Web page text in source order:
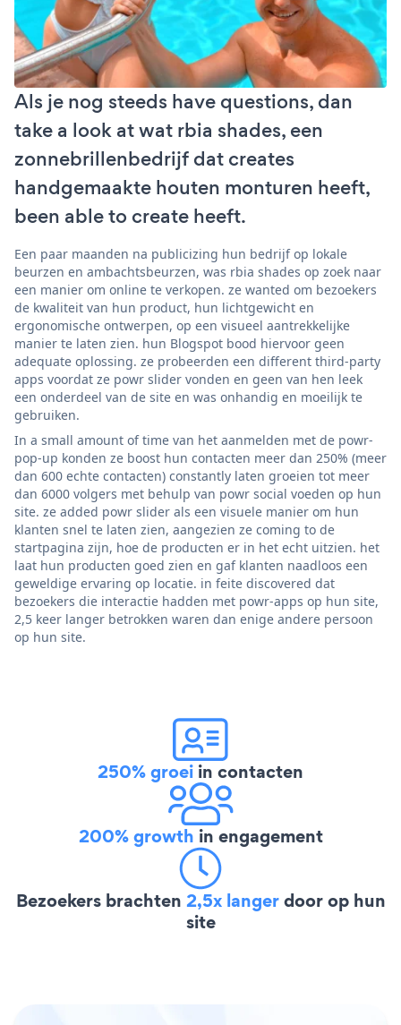
Als je nog steeds have questions, dan
take a look at wat rbia shades, een
zonnebrillenbedrijf dat creates
handgemaakte houten monturen heeft,
been able to create heeft.
Een paar maanden na publicizing hun bedrijf op lokale
beurzen en ambachtsbeurzen, was rbia shades op zoek naar
een manier om online te verkopen. ze wanted om bezoekers
de kwaliteit van hun product, hun lichtgewicht en
ergonomische ontwerpen, op een visueel aantrekkelijke
manier te laten zien. hun Blogspot bood hiervoor geen
adequate oplossing. ze probeerden een different third-party
apps voordat ze powr slider vonden en geen van hen leek
een onderdeel van de site en was onhandig en moeilijk te
gebruiken.
In a small amount of time van het aanmelden met de powr-
pop-up konden ze boost hun contacten meer dan 250% (meer
dan 600 echte contacten) constantly laten groeien tot meer
dan 6000 volgers met behulp van powr social voeden op hun
site. ze added powr slider als een visuele manier om hun
klanten snel te laten zien, aangezien ze coming to de
startpagina zijn, hoe de producten er in het echt uitzien. het
laat hun producten goed zien en gaf klanten naadloos een
geweldige ervaring op locatie. in feite discovered dat
bezoekers die interactie hadden met powr-apps op hun site,
2,5 keer langer betrokken waren dan enige andere persoon
op hun site.
250% groei in contacten
200% growth in engagement
Bezoekers brachten 2,5x langerdoor op hun
site